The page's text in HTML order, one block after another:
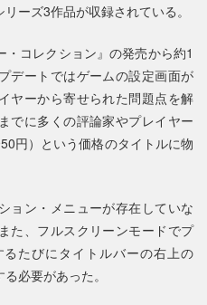
ーズ3作品が収録されている。
・コレクション』の発売から約1
デートではゲームの設定画面が
ヤーから寄せられた問題点を解
でに多くの評論家やプレイヤー
円）という価格のタイトルに物
ョン・メニューが存在していな
た、フルスクリーンモードでプ
たびにタイトルバーの右上の
必要があった。